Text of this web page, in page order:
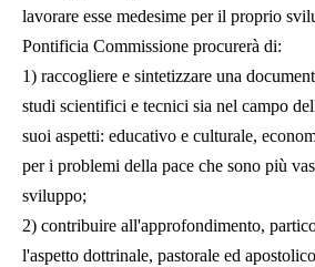
lavorare esse medesime per il proprio
Pontificia Commissione procurerà di:
1) raccogliere e sintetizzare una
studi scientifici e tecnici sia nel campo
suoi aspetti: educativo e culturale,
per i problemi della pace che sono più
sviluppo;
2) contribuire all'approfondimento,
l'aspetto dottrinale, pastorale ed